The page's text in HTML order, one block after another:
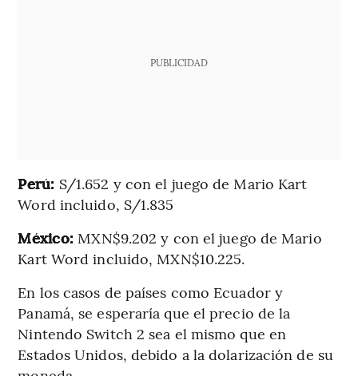
PUBLICIDAD
Perú: S/1.652 y con el juego de Mario Kart
Word incluido, S/1.835
México:MXN$9.202 y con el juego de Mario
Kart Word incluido, MXN$10.225.
En los casos de países como Ecuador y
Panamá, se esperaría que el precio de la
Nintendo Switch 2 sea el mismo que en
Estados Unidos, debido a la dolarización de su